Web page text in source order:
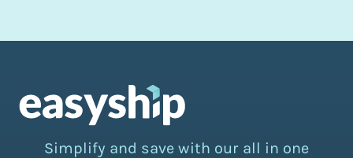
Simplify and save with our all in one